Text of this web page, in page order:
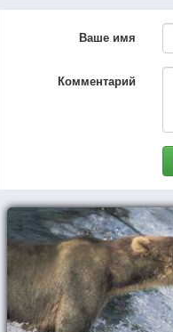
Ваше имя
Комментарий